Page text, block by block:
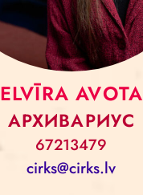
ELVĪRA AVOTA
АРХИВАРИУС
67213479
cirks@cirks.lv